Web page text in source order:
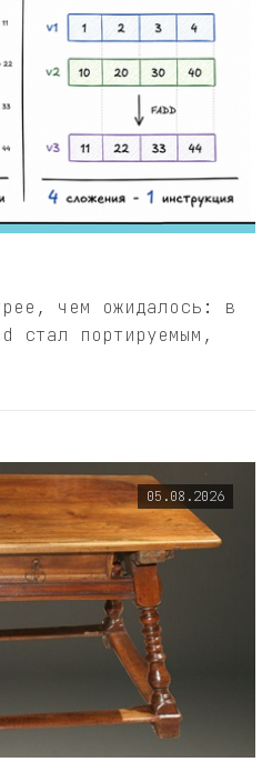
чем ожидалось: в
стал портируемым,
05.08.2026